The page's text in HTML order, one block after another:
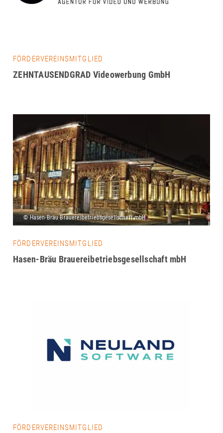
FÖRDERVEREINSMITGLIED
ZEHNTAUSENDGRAD Videowerbung GmbH
FÖRDERVEREINSMITGLIED
Hasen-Bräu Brauereibetriebsgesellschaft mbH
FÖRDERVEREINSMITGLIED